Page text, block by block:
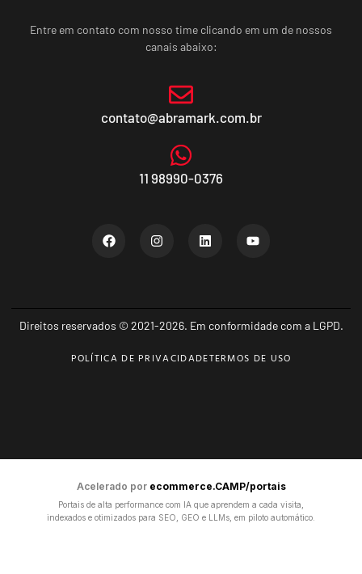
Entre em contato com nosso time clicando em um de nossos
canais abaixo:
contato@abramark.com.br
11 98990-0376
Direitos reservados © 2021-2026. Em conformidade com a LGPD.
POLÍTICA DE PRIVACIDADETERMOS DE USO
Acelerado por ecommerce.CAMP/portais
Portais de alta performance com IA que aprendem a cada visita,
indexados e otimizados para SEO, GEO e LLMs, em piloto automático.